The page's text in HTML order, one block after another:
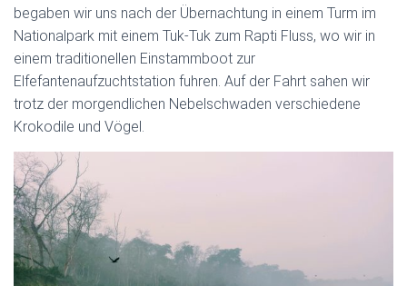
begaben wir uns nach der Übernachtung in einem Turm im
Nationalpark mit einem Tuk-Tuk zum Rapti Fluss, wo wir in
einem traditionellen Einstammboot zur
Elfefantenaufzuchtstation fuhren. Auf der Fahrt sahen wir
trotz der morgendlichen Nebelschwaden verschiedene
Krokodile und Vögel.